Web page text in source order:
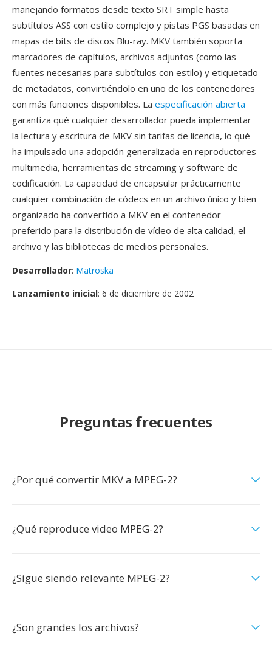
manejando formatos desde texto SRT simple hasta
subtítulos ASS con estilo complejo y pistas PGS basadas en
mapas de bits de discos Blu-ray. MKV también soporta
marcadores de capítulos, archivos adjuntos (como las
fuentes necesarias para subtítulos con estilo) y etiquetado
de metadatos, convirtiéndolo en uno de los contenedores
con más funciones disponibles. La especificación abierta
garantiza qué cualquier desarrollador pueda implementar
la lectura y escritura de MKV sin tarifas de licencia, lo qué
ha impulsado una adopción generalizada en reproductores
multimedia, herramientas de streaming y software de
codificación. La capacidad de encapsular prácticamente
cualquier combinación de códecs en un archivo único y bien
organizado ha convertido a MKV en el contenedor
preferido para la distribución de vídeo de alta calidad, el
archivo y las bibliotecas de medios personales.
Desarrollador: Matroska
Lanzamiento inicial: 6 de diciembre de 2002
Preguntas frecuentes
¿Por qué convertir MKV a MPEG-2?
¿Qué reproduce video MPEG-2?
¿Sigue siendo relevante MPEG-2?
¿Son grandes los archivos?